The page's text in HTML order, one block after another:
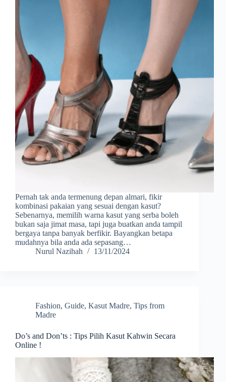
Pernah tak anda termenung depan almari, fikir
kombinasi pakaian yang sesuai dengan kasut?
Sebenarnya, memilih warna kasut yang serba boleh
bukan saja jimat masa, tapi juga buatkan anda tampil
bergaya tanpa banyak berfikir. Bayangkan betapa
mudahnya bila anda ada sepasang…
Nurul Nazihah
13/11/2024
Fashion, Guide, Kasut Madre, Tips from
Madre
Do’s and Don’ts : Tips Pilih Kasut Kahwin Secara
Online !